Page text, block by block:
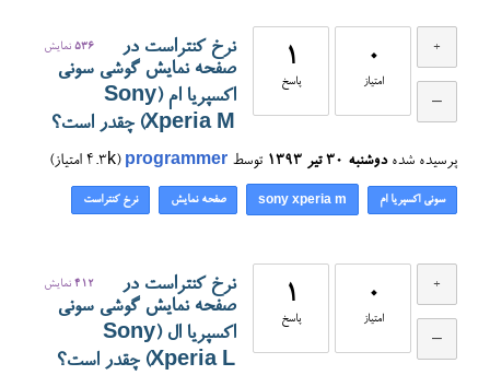
0
امتیاز
1
پاسخ
536 نمایش
نرخ کنتراست در
صفحه نمایش گوشی سونی
اکسپریا ام (Sony
Xperia M) چقدر است؟
پرسیده شده دوشنبه ۳۰ تیر ۱۳۹۳ توسط programmer
(
4.3k امتیاز)
سونی اکسپریا ام sony xperia m صفحه نمایش نرخ کنتراست
0
امتیاز
1
پاسخ
412 نمایش
نرخ کنتراست در
صفحه نمایش گوشی سونی
اکسپریا ال (Sony
Xperia L) چقدر است؟